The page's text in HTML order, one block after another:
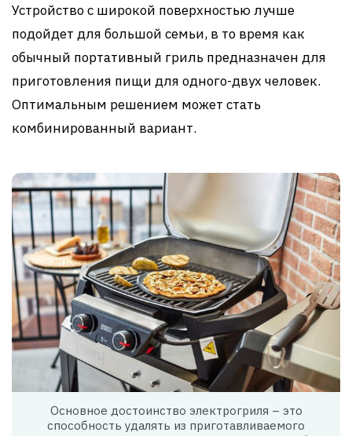
Устройство с широкой поверхностью лучше
подойдет для большой семьи, в то время как
обычный портативный гриль предназначен для
приготовления пищи для одного-двух человек.
Оптимальным решением может стать
комбинированный вариант.
Основное достоинство электрогриля – это
способность удалять из приготавливаемого